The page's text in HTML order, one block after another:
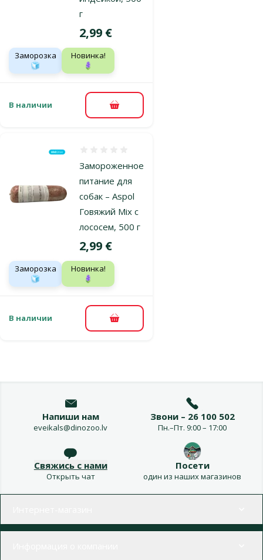
г
Цена
2,99 €
Заморозка
🧊
Новинка!
🪻
В наличии В корзину
Замороженное
питание для
собак – Aspol
Говяжий Mix с
лососем, 500 г
Цена
2,99 €
Заморозка
🧊
Новинка!
🪻
В наличии В корзину
Напиши нам
eveikals@dinozoo.lv
Звони – 26 100 502
Пн.–Пт. 9:00 – 17:00
Свяжись с нами
Открыть чат
Посети
один из наших магазинов